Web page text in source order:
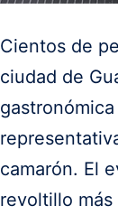
Cientos de
ciudad de
camarón. El
revoltillo